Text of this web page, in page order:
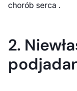
chorób serca .
2.